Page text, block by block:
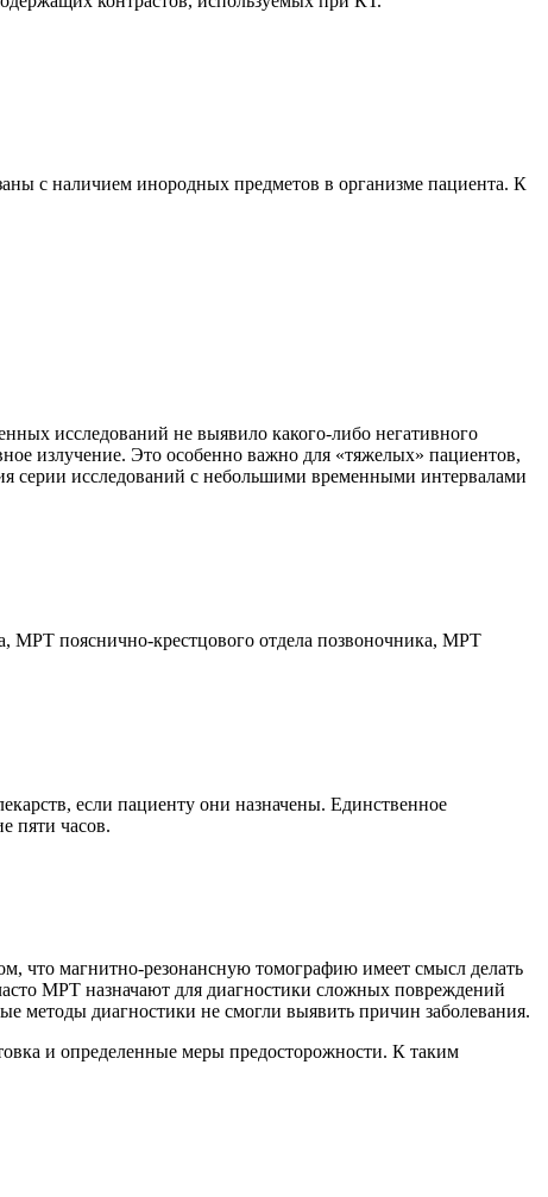
с наличием инородных предметов в организме пациента. К
исследований не выявило какого-либо негативного
излучение. Это особенно важно для «тяжелых» пациентов,
серии исследований с небольшими временными интервалами
МРТ пояснично-крестцового отдела позвоночника, МРТ
если пациенту они назначены. Единственное
пяти часов.
что магнитно-резонансную томографию имеет смысл делать
МРТ назначают для диагностики сложных повреждений
методы диагностики не смогли выявить причин заболевания.
и определенные меры предосторожности. К таким